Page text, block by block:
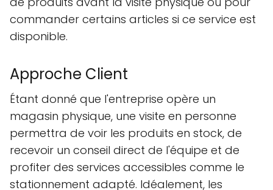
commander certains articles si ce service est
disponible.
Approche Client
Étant donné que l'entreprise opère un
magasin physique, une visite en personne
permettra de voir les produits en stock, de
recevoir un conseil direct de l'équipe et de
profiter des services accessibles comme le
stationnement adapté. Idéalement, les